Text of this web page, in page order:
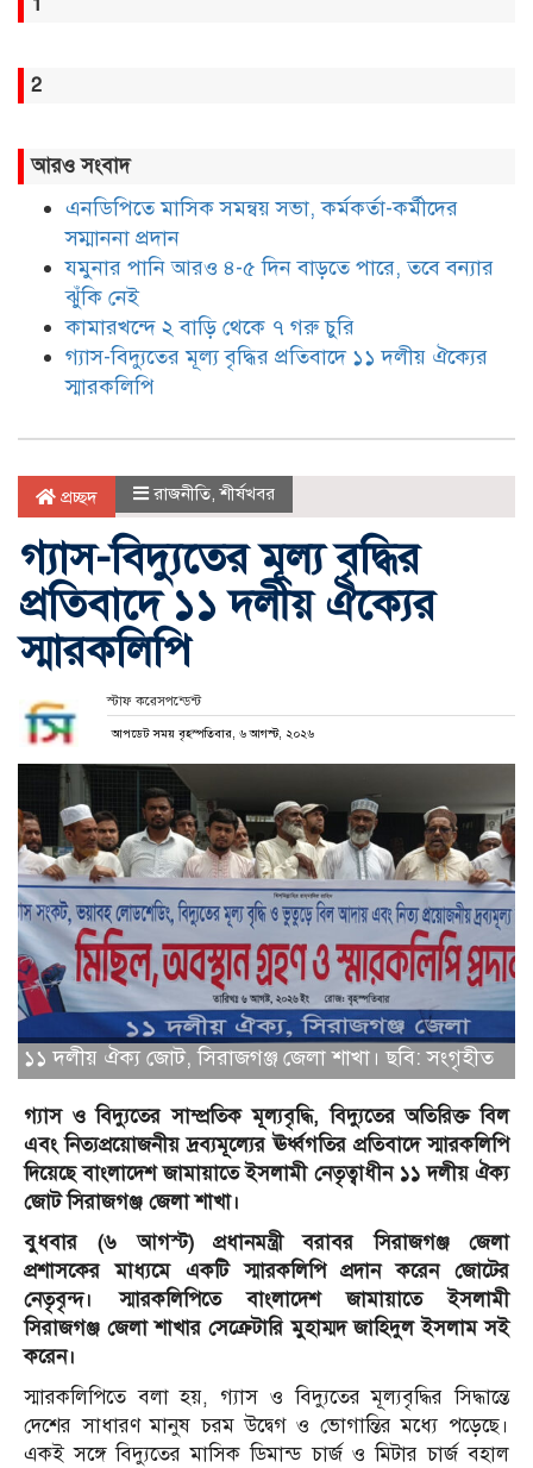
2
আরও সংবাদ
এনডিপিতে মাসিক সমন্বয় সভা, কর্মকর্তা-কর্মীদের
সম্মাননা প্রদান
যমুনার পানি আরও ৪-৫ দিন বাড়তে পারে, তবে বন্যার
ঝুঁকি নেই
কামারখন্দে ২ বাড়ি থেকে ৭ গরু চুরি
গ্যাস-বিদ্যুতের মূল্য বৃদ্ধির প্রতিবাদে ১১ দলীয় ঐক্যের
স্মারকলিপি
প্রচ্ছদ রাজনীতি,শীর্ষখবর
গ্যাস-বিদ্যুতের মূল্য বৃদ্ধির
প্রতিবাদে ১১ দলীয় ঐক্যের
স্মারকলিপি
স্টাফ করেসপন্ডেন্ট
আপডেট সময় বৃহস্পতিবার, ৬ আগস্ট, ২০২৬
১১ দলীয় ঐক্য জোট, সিরাজগঞ্জ জেলা শাখা। ছবি: সংগৃহীত
গ্যাস ও বিদ্যুতের সাম্প্রতিক মূল্যবৃদ্ধি, বিদ্যুতের অতিরিক্ত বিল
এবং নিত্যপ্রয়োজনীয় দ্রব্যমূল্যের ঊর্ধ্বগতির প্রতিবাদে স্মারকলিপি
দিয়েছে বাংলাদেশ জামায়াতে ইসলামী নেতৃত্বাধীন ১১ দলীয় ঐক্য
জোট সিরাজগঞ্জ জেলা শাখা।
বুধবার (৬ আগস্ট) প্রধানমন্ত্রী বরাবর সিরাজগঞ্জ জেলা
প্রশাসকের মাধ্যমে একটি স্মারকলিপি প্রদান করেন জোটের
নেতৃবৃন্দ। স্মারকলিপিতে বাংলাদেশ জামায়াতে ইসলামী
সিরাজগঞ্জ জেলা শাখার সেক্রেটারি মুহাম্মদ জাহিদুল ইসলাম সই
করেন।
স্মারকলিপিতে বলা হয়, গ্যাস ও বিদ্যুতের মূল্যবৃদ্ধির সিদ্ধান্তে
দেশের সাধারণ মানুষ চরম উদ্বেগ ও ভোগান্তির মধ্যে পড়েছে।
একই সঙ্গে বিদ্যুতের মাসিক ডিমান্ড চার্জ ও মিটার চার্জ বহাল